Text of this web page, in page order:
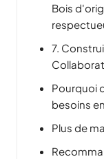
Bois
7.
Pourquoi
besoins
Plus de